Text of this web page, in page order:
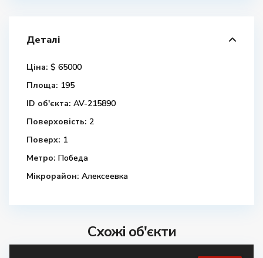
Деталі
Ціна: $ 65000
Площа: 195
ID об'єкта: AV-215890
Поверховість: 2
Поверх: 1
Метро: Победа
Мікрорайон: Алексеевка
Схожі об'єкти